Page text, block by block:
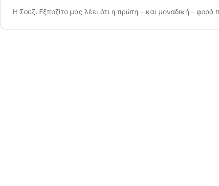
Η Σούζι Εξποζίτο μας λέει ότι η πρώτη – και μοναδική –